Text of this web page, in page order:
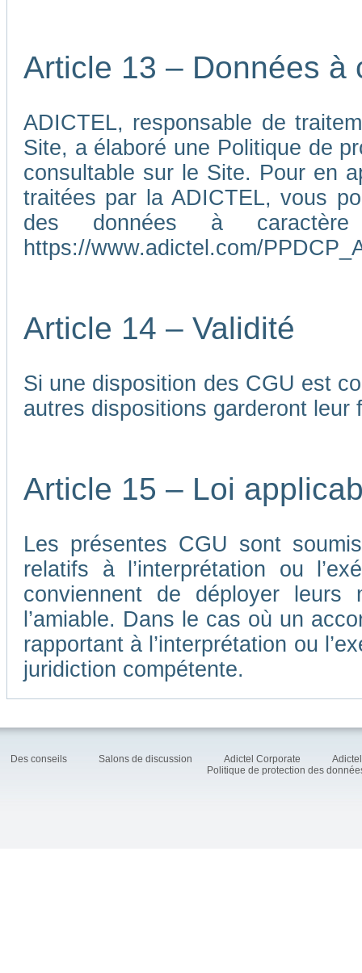
Article 13 – Données à
ADICTEL, responsable de
Site, a élaboré une Politique de
consultable sur le Site. Pour en
traitées par la ADICTEL, vous
des données à caractère
https://www.adictel.com/
Article 14 – Validité
Si une disposition des CGU est
autres dispositions garderont leur
Article 15 – Loi
Les présentes CGU sont
relatifs à l’interprétation ou
conviennent de déployer
l’amiable. Dans le cas où un
rapportant à l’interprétation ou
juridiction compétente.
Des conseils Salons de discussion Adictel Corporate
Politique de protection des